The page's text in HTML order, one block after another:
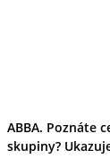
ABBA. Poznáte
skupiny?